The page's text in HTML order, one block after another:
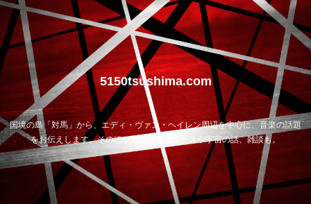
5150tsushima.com
国境の島「対馬」から、エディ・ヴァン・ヘイレン周辺を中心に、音楽の話題
をお伝えします。そのほか気になるニュースや宇宙の話、雑談も。